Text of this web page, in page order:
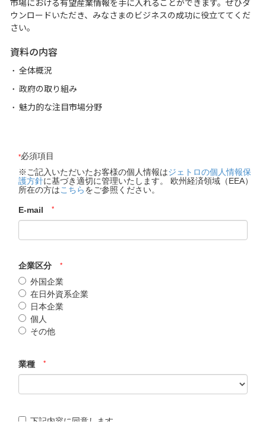
市場における有望産業情報を手に入れることができます。ぜひダ
ウンロードいただき、みなさまのビジネスの成功に役立ててくだ
さい。
資料の内容
全体概況
政府の取り組み
魅力的な注目市場分野